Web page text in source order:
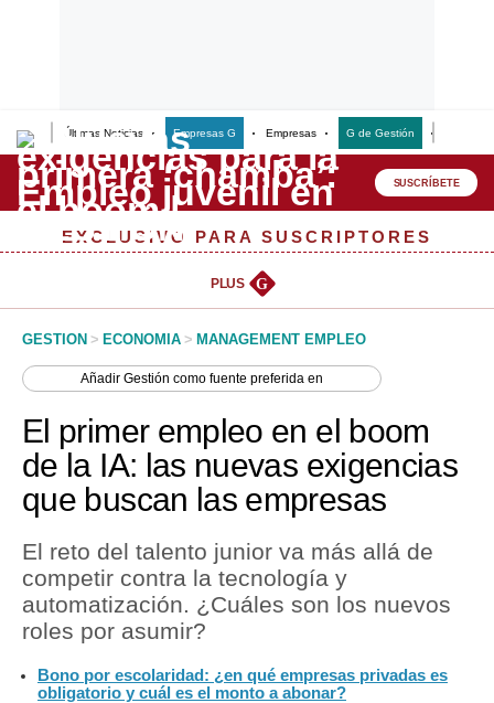
Últimas Noticias Empresas G Empresas G de Gestión
Lo último
Peru Quiosco
Management & Empleo
Perú
Política
Finanzas Personales
Inmobiliarias
Plus G
SUSCRÍBETE
EXCLUSIVO PARA SUSCRIPTORES
PLUS G
GESTION > ECONOMIA > MANAGEMENT EMPLEO
AñadirGestión como fuente preferida en
El primer empleo en el boom
de la IA: las nuevas exigencias
que buscan las empresas
El reto del talento junior va más allá de
competir contra la tecnología y
automatización. ¿Cuáles son los nuevos
roles por asumir?
Bono por escolaridad: ¿en qué empresas privadas es
obligatorio y cuál es el monto a abonar?